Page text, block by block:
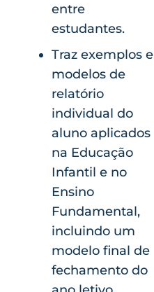
entre
estudantes.
Traz exemplos e
modelos de
relatório
individual do
aluno aplicados
na Educação
Infantil e no
Ensino
Fundamental,
incluindo um
modelo final de
fechamento do